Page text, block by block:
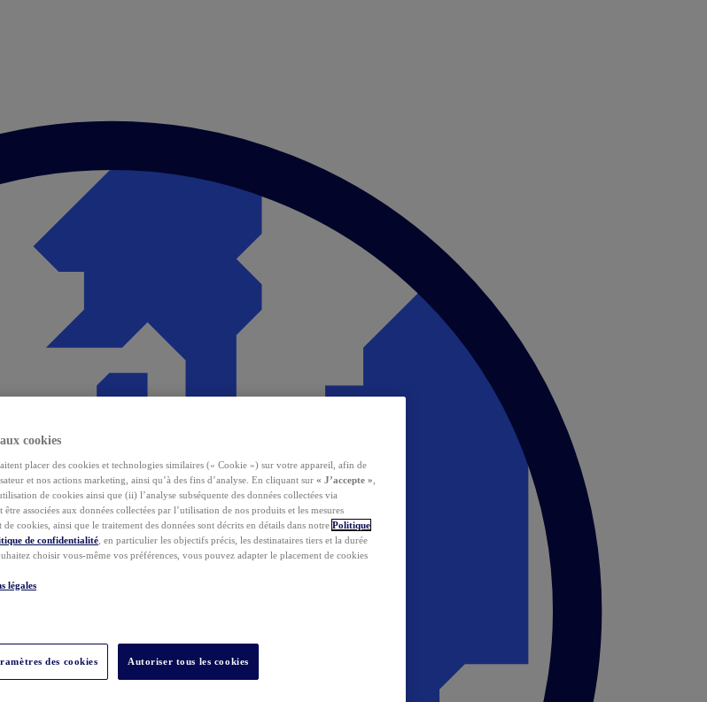
cookies
placer des cookies et technologies similaires (« Cookie ») sur votre appareil, afin de
et nos actions marketing, ainsi qu’à des fins d’analyse. En cliquant sur « J’accepte »
de cookies ainsi que (ii) l’analyse subséquente des données collectées via
associées aux données collectées par l’utilisation de nos produits et les mesures
de cookies, ainsi que le traitement des données sont décrits en détails dans notre Politique
de confidentialité , en particulier les objectifs précis, les destinataires tiers et la durée
choisir vous-même vos préférences, vous pouvez adapter le placement de cookies
légales
des cookies Autoriser tous les cookies